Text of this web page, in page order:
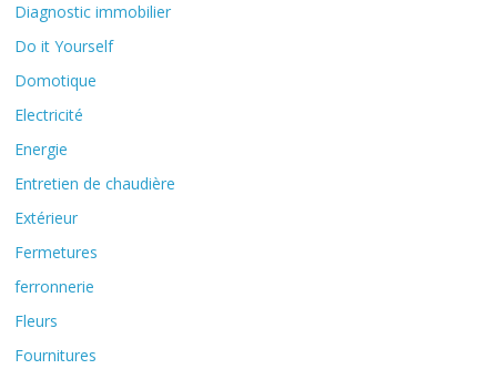
Diagnostic immobilier
Do it Yourself
Domotique
Electricité
Energie
Entretien de chaudière
Extérieur
Fermetures
ferronnerie
Fleurs
Fournitures